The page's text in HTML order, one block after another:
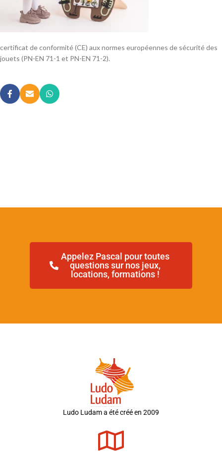
certificat de conformité (CE) aux normes européennes de sécurité des
jouets (PN-EN 71-1 et PN-EN 71-2).
Appelez Pascal pour toutes
questions sur nos jeux,
locations, formations !
Ludo Ludam a été créé en 2009